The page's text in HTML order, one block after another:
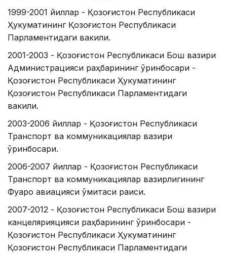
1999-2001 йиллар - Қозоғистон Республикаси
Ҳукуматининг Қозоғистон Республикаси
Парламентидаги вакили.
2001-2003 - Қозоғистон Республикаси Бош вазири
Администрацияси раҳбарининг ўринбосари -
Қозоғистон Республикаси Ҳукуматининг
Қозоғистон Республикаси Парламентидаги
вакили.
2003-2006 йиллар - Қозоғистон Республикаси
Транспорт ва коммуникациялар вазири
ўринбосари.
2006-2007 йиллар - Қозоғистон Республикаси
Транспорт ва коммуникациялар вазирлигининг
Фуқаро авиацияси қўмитаси раиси.
2007-2012 - Қозоғистон Республикаси Бош вазири
канцелярияцияси раҳбарининг ўринбосари -
Қозоғистон Республикаси Ҳукуматининг
Қозоғистон Республикаси Парламентидаги